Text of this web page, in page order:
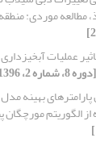
موردی: منطقه 4 تهران
عملیات
[دوره 8، شماره 2، 1396، صفحه 211-226]
بهینه
الگوریتم